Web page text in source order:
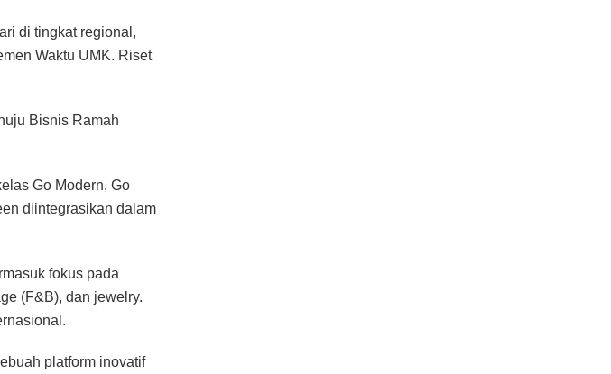
di tingkat regional,
Waktu UMK. Riset
Bisnis Ramah
Go Modern, Go
diintegrasikan dalam
fokus pada
(F&B), dan jewelry.
platform inovatif